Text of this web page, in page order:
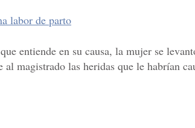
labor de parto
entiende en su causa, la mujer se
al magistrado las heridas que le habrían